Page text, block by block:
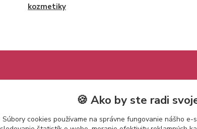
kozmetiky
🍪 Ako by ste radi
Súbory cookies používame na správne fungovanie nášho